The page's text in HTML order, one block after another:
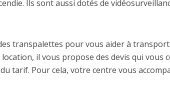
Ils sont aussi dotés de
transpalettes pour vous aider à
il vous propose des devis qui vous
tarif. Pour cela, votre centre vous